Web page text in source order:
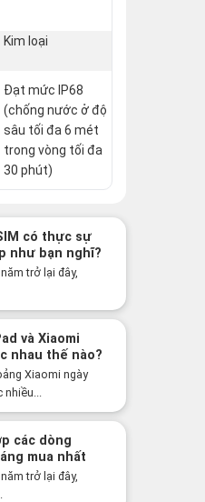
Kim loại
Đạt mức IP68
(chống nước ở độ
sâu tối đa 6 mét
trong vòng tối đa
30 phút)
có thực sự
như bạn nghĩ?
thể khiến
trở lại đây,
và Xiaomi
nhau thế nào?
dòng nào năm
Xiaomi ngày
các dòng
mua nhất
Hiệu năng
cực tốt
trở lại đây,